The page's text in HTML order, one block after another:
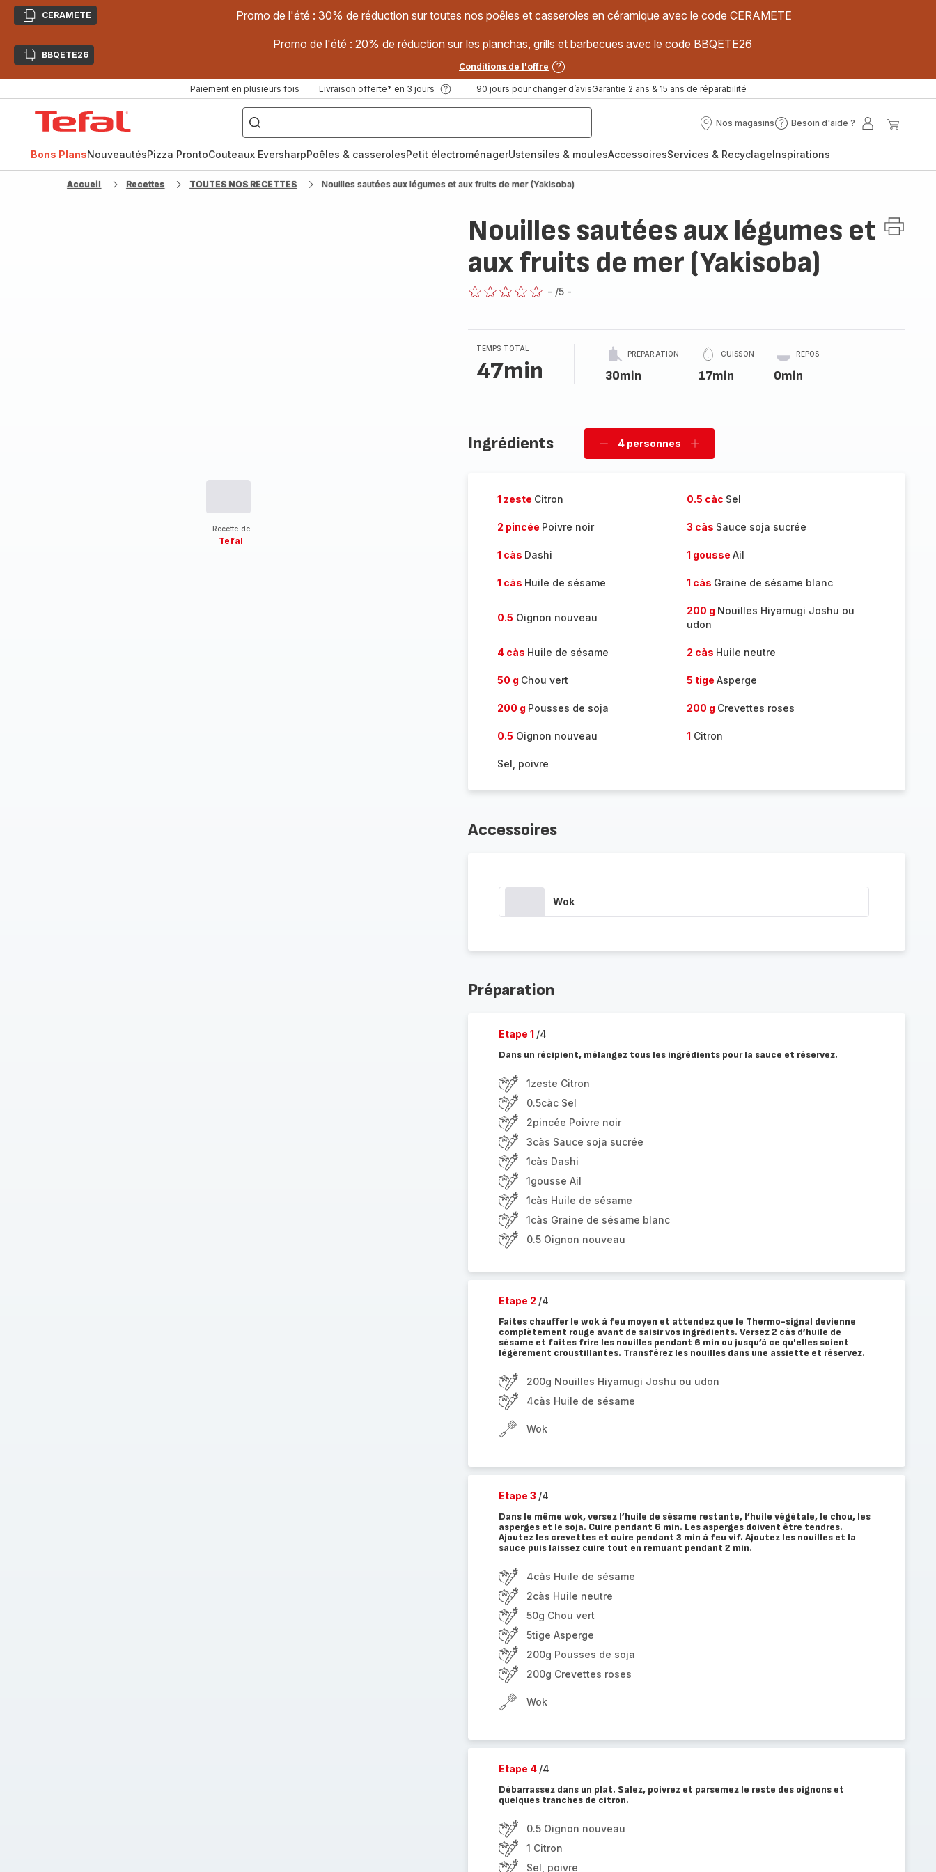
CopierCERAMETE Promo de l'été : 30% de réduction sur toutes nos poêles et casseroles en céramique avec le code CERAMETE
CopierBBQETE26
Promo de l'été : 20% de réduction sur les planchas, grills et barbecues avec le code BBQETE26
Conditions de l'offre
Paiement en plusieurs fois Livraison offerte* en 3 jours 90 jours pour changer d’avisGarantie 2 ans & 15 ans de réparabilité
["Poêles
inox,
Cake
Factory,
Nos magasins
Nos
Besoin d'aide ?
Besoin
?
Mon
Bons PlansNouveautésPizza ProntoCouteaux EversharpPoêles & casserolesPetit électroménagerUstensiles & moulesAccessoiresServices & RecyclageInspirations
Accueil Recettes TOUTES NOS RECETTES Nouilles sautées aux légumes et aux fruits de mer (Yakisoba)
Recette de
Tefal
Nouilles sautées aux légumes et
aux fruits de mer (Yakisoba)
- /5 -
TEMPS TOTAL
47min
PRÉPARATION
30min
CUISSON
17min
REPOS
0min
Ingrédients
Supprimer
4 personnes
Ajouter
1 zeste Citron 0.5 càc Sel
2 pincée Poivre noir 3 càs Sauce soja sucrée
1 càs Dashi 1 gousse Ail
1 càs Huile de sésame 1 càs Graine de sésame blanc
0.5 Oignon nouveau
200 g Nouilles Hiyamugi Joshu ou
udon
4 càs Huile de sésame 2 càs Huile neutre
50 g Chou vert 5 tige Asperge
200 g Pousses de soja 200 g Crevettes roses
0.5 Oignon nouveau 1 Citron
Sel, poivre
Accessoires
Wok
Préparation
Etape 1 /4
Dans un récipient, mélangez tous les ingrédients pour la sauce et réservez.
1zeste Citron
0.5càc Sel
2pincée Poivre noir
3càs Sauce soja sucrée
1càs Dashi
1gousse Ail
1càs Huile de sésame
1càs Graine de sésame blanc
0.5 Oignon nouveau
Etape 2 /4
Faites chauffer le wok à feu moyen et attendez que le Thermo-signal devienne
complètement rouge avant de saisir vos ingrédients. Versez 2 càs d’huile de
sésame et faites frire les nouilles pendant 6 min ou jusqu’à ce qu'elles soient
légèrement croustillantes. Transférez les nouilles dans une assiette et réservez.
200g Nouilles Hiyamugi Joshu ou udon
4càs Huile de sésame
Wok
Etape 3 /4
Dans le même wok, versez l’huile de sésame restante, l’huile végétale, le chou, les
asperges et le soja. Cuire pendant 6 min. Les asperges doivent être tendres.
Ajoutez les crevettes et cuire pendant 3 min à feu vif. Ajoutez les nouilles et la
sauce puis laissez cuire tout en remuant pendant 2 min.
4càs Huile de sésame
2càs Huile neutre
50g Chou vert
5tige Asperge
200g Pousses de soja
200g Crevettes roses
Wok
Etape 4 /4
Débarrassez dans un plat. Salez, poivrez et parsemez le reste des oignons et
quelques tranches de citron.
0.5 Oignon nouveau
1 Citron
Sel, poivre